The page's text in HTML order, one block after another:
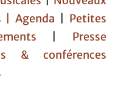
|Agenda
Petites
Presse
& conférences